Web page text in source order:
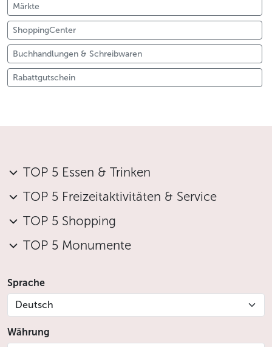
Märkte
ShoppingCenter
Buchhandlungen & Schreibwaren
Rabattgutschein
TOP 5 Essen & Trinken
TOP 5 Freizeitaktivitäten & Service
TOP 5 Shopping
TOP 5 Monumente
Sprache
Deutsch
Währung